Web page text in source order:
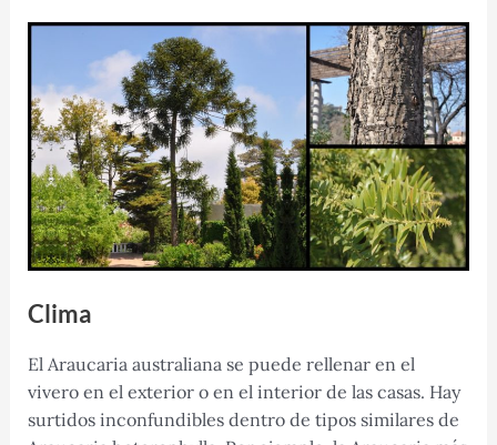
Clima
El Araucaria australiana se puede rellenar en el
vivero en el exterior o en el interior de las casas. Hay
surtidos inconfundibles dentro de tipos similares de